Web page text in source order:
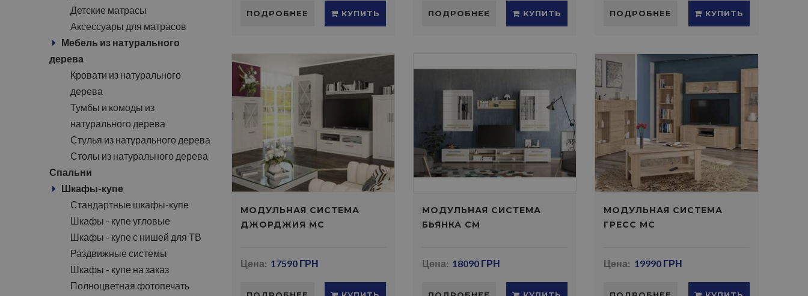
Детские матрасы
Аксессуары для матрасов
Мебель из натурального
дерева
Кровати из натурального
дерева
Тумбы и комоды из
натурального дерева
Стулья из натурального дерева
Столы из натурального дерева
Спальни
Шкафы-купе
Стандартные шкафы-купе
Шкафы - купе угловые
Шкафы - купе с нишей для ТВ
Раздвижные системы
Шкафы - купе на заказ
Полноцветная фотопечать
ПОДРОБНЕЕ КУПИТЬ ПОДРОБНЕЕ КУПИТЬ ПОДРОБНЕЕ КУПИТЬ
МОДУЛЬНАЯ СИСТЕМА
ДЖОРДЖИЯ МС
Цена: 17590 ГРН
МОДУЛЬНАЯ СИСТЕМА
БЬЯНКА СМ
Цена: 18090 ГРН
МОДУЛЬНАЯ СИСТЕМА
ГРЕСС МС
Цена: 19990 ГРН